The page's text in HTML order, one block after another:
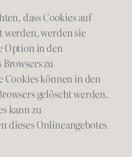
dass Cookies auf
werden, werden sie
Option in den
zu
Cookies können in den
gelöscht werden.
kann zu
dieses Onlineangebotes